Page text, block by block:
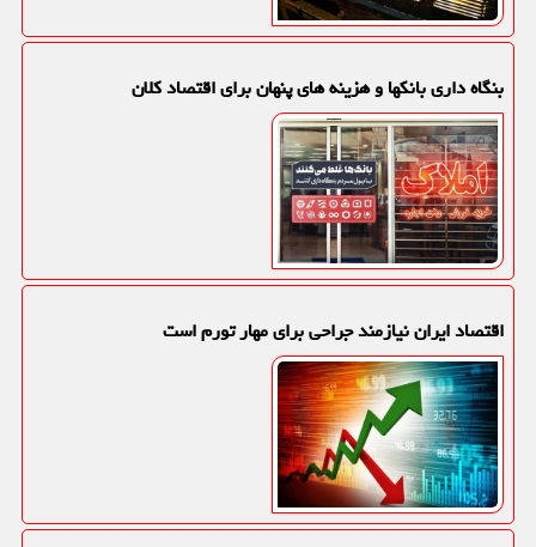
بنگاه داری بانکها و هزینه های پنهان برای اقتصاد کلان
اقتصاد ایران نیازمند جراحی برای مهار تورم است